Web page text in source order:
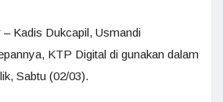
Kadis Dukcapil, Usmandi
KTP Digital di gunakan dalam
Sabtu (02/03).